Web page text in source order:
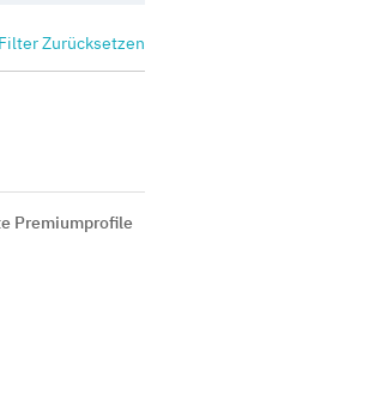
Filter Zurücksetzen
Premiumprofile